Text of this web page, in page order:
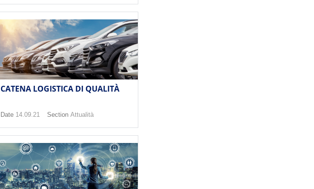
CATENA LOGISTICA DI QUALITÀ
Date 14.09.21 Section Attualità